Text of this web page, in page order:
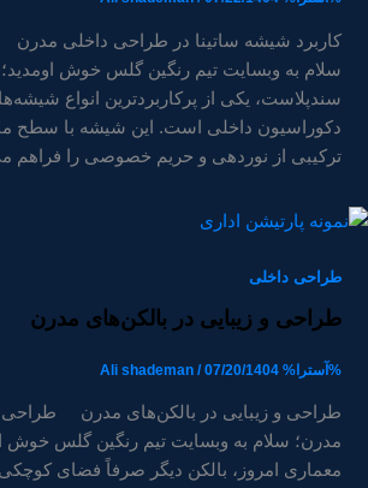
کاربرد شیشه ساتینا در طراحی داخلی مدرن
سلام به وبسایت تیم رنگین گلس خوش اومدید؛
سندپلاست، یکی از پرکاربردترین انواع
دکوراسیون داخلی است. این شیشه با سطح
ترکیبی از نوردهی و حریم خصوصی را فراهم
طراحی داخلی
طراحی و زیبایی در بالکن‌های مدرن
%آسترا% Ali shademan/07/20/1404
طراحی و زیبایی در بالکن‌های مدرن طراحی و
مدرن؛ سلام به وبسایت تیم رنگین گلس خوش
معماری امروز، بالکن دیگر صرفاً فضای کوچکی